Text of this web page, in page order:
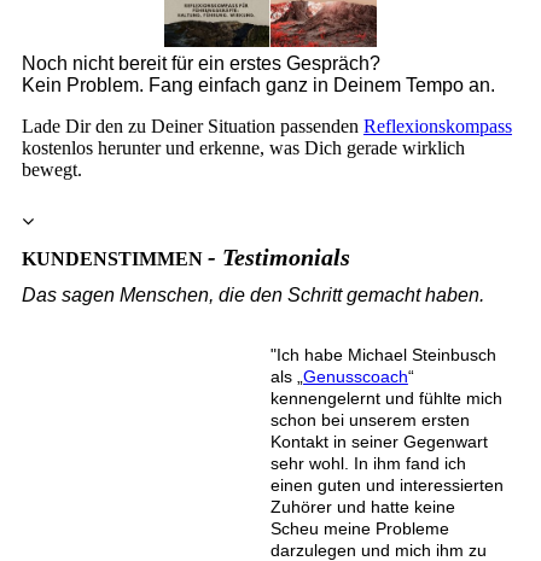
Noch nicht bereit für ein erstes Gespräch?
Kein Problem. Fang einfach ganz in Deinem Tempo an.
Lade Dir den zu Deiner Situation passenden Reflexionskompass
kostenlos herunter und erkenne, was Dich gerade wirklich
bewegt.
KUNDENSTIMMEN - Testimonials
Das sagen Menschen, die den Schritt gemacht haben.
"Ich habe Michael Steinbusch
als „ Genusscoach“
kennengelernt und fühlte mich
schon bei unserem ersten
Kontakt in seiner Gegenwart
sehr wohl. In ihm fand ich
einen guten und interessierten
Zuhörer und hatte keine
Scheu meine Probleme
darzulegen und mich ihm zu